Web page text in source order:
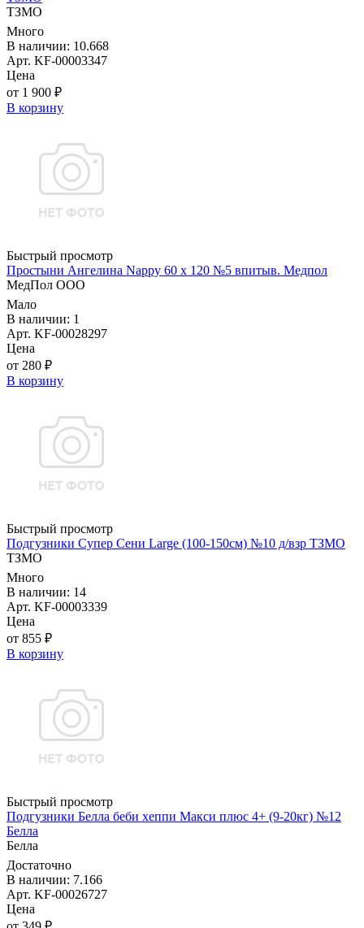
ТЗМО
Много
В наличии: 10.668
Арт. KF-00003347
Цена
от 1 900 ₽
В корзину
Быстрый просмотр
Простыни Ангелина Nappy 60 х 120 №5 впитыв. Медпол
МедПол ООО
Мало
В наличии: 1
Арт. KF-00028297
Цена
от 280 ₽
В корзину
Быстрый просмотр
Подгузники Супер Сени Large (100-150см) №10 д/взр ТЗМО
ТЗМО
Много
В наличии: 14
Арт. KF-00003339
Цена
от 855 ₽
В корзину
Быстрый просмотр
Подгузники Белла беби хеппи Макси плюс 4+ (9-20кг) №12
Белла
Белла
Достаточно
В наличии: 7.166
Арт. KF-00026727
Цена